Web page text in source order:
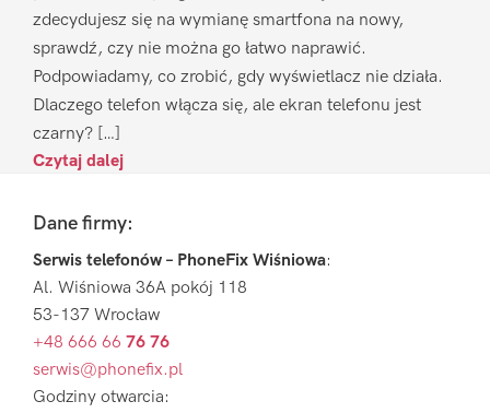
zdecydujesz się na wymianę smartfona na nowy,
sprawdź, czy nie można go łatwo naprawić.
Podpowiadamy, co zrobić, gdy wyświetlacz nie działa.
Dlaczego telefon włącza się, ale ekran telefonu jest
czarny? […]
Czytaj dalej
FooterDane firmy:
Serwis telefonów – PhoneFix Wiśniowa:
Al. Wiśniowa 36A pokój 118
53-137 Wrocław
+48 666 66 76 76
serwis@phonefix.pl
Godziny otwarcia: